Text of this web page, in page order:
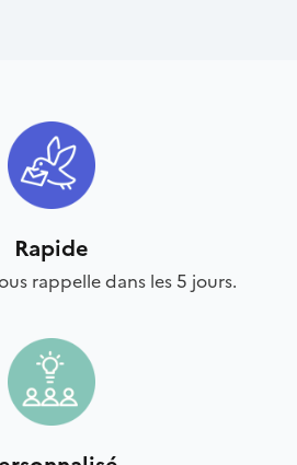
Rapide
rappelle dans les 5 jours.